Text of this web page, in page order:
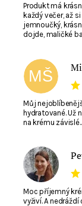
Souhlasím
mail není
Produkt má
každý večer, až
jemnoučký,
dojde, maličké
MŠ
Můj
hydratované. Už
na krému závislé..
P
Moc příjemný
vyživí. A nedráždí